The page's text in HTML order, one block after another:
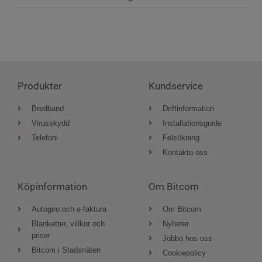
Produkter
Bredband
Virusskydd
Telefoni
Kundservice
Driftinformation
Installationsguide
Felsökning
Kontakta oss
Köpinformation
Autogiro och e-faktura
Blanketter, villkor och
priser
Bitcom i Stadsnäten
Om Bitcom
Om Bitcom
Nyheter
Jobba hos oss
Cookiepolicy